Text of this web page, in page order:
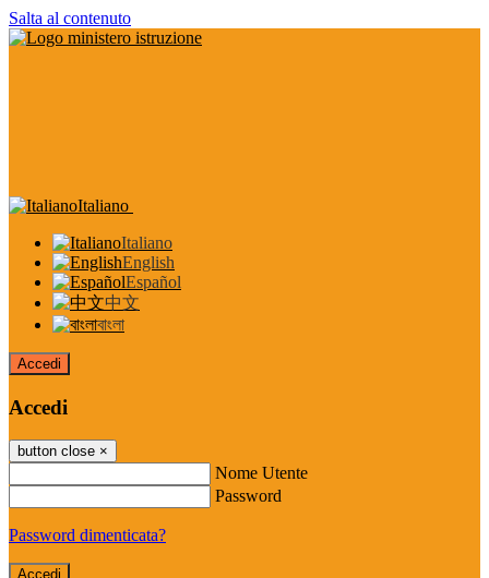
Salta al contenuto
Italiano
Italiano
English
Español
中文
বাংলা
Accedi
Accedi
button close ×
Nome Utente
Password
Password dimenticata?